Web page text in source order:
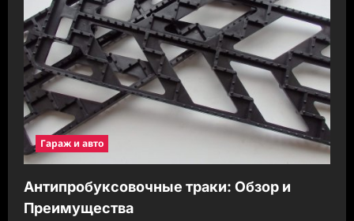
Гараж и авто
Антипробуксовочные траки: Обзор и
Преимущества